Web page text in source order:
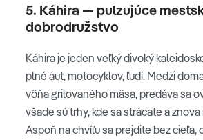
5. Káhira — pulzujúce
dobrodružstvo
Káhira je jeden veľký divoký
plné áut, motocyklov, ľudí. Medzi
vôňa grilovaného mäsa, predáva sa
všade sú trhy, kde sa strácate a
Aspoň na chvíľu sa prejdite bez cieľa,